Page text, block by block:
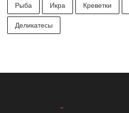
Рыба Икра Креветки
Деликатесы